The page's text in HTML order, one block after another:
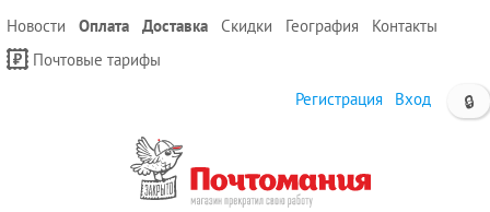
Новости Оплата Доставка Скидки География
Контакты
Почтовые тарифы
🔒
Регистрация Вход